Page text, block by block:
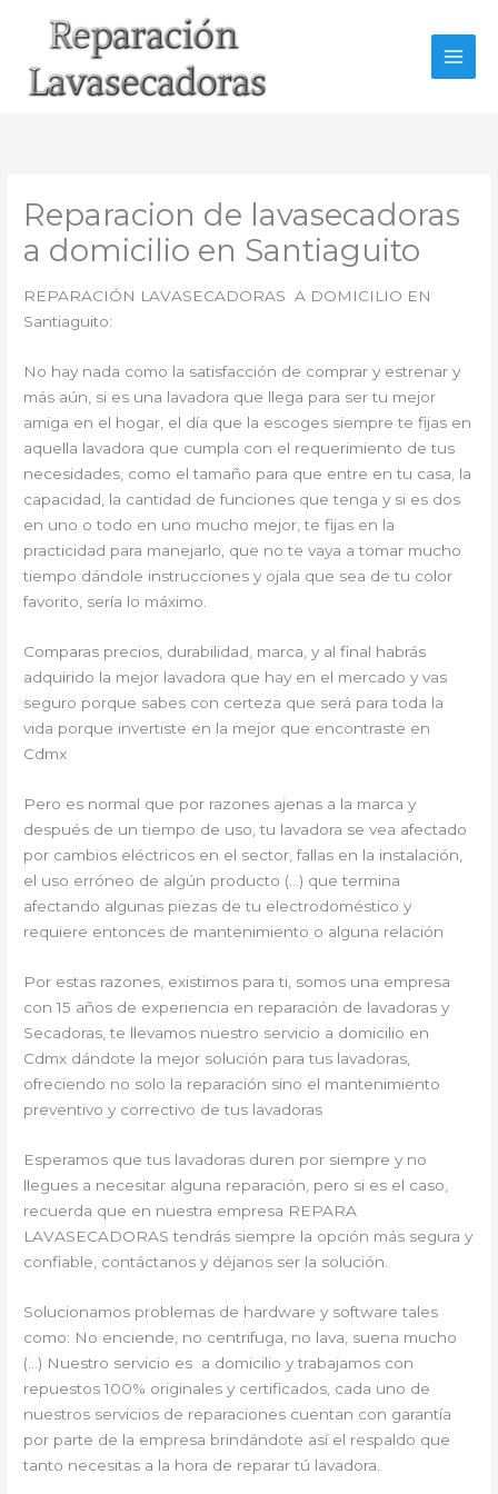
Reparacion de lavasecadoras
a domicilio en Santiaguito
REPARACIÓN LAVASECADORAS A DOMICILIO EN
Santiaguito:
No hay nada como la satisfacción de comprar y estrenar y
más aún, si es una lavadora que llega para ser tu mejor
amiga en el hogar, el día que la escoges siempre te fijas en
aquella lavadora que cumpla con el requerimiento de tus
necesidades, como el tamaño para que entre en tu casa, la
capacidad, la cantidad de funciones que tenga y si es dos
en uno o todo en uno mucho mejor, te fijas en la
practicidad para manejarlo, que no te vaya a tomar mucho
tiempo dándole instrucciones y ojala que sea de tu color
favorito, sería lo máximo.
Comparas precios, durabilidad, marca, y al final habrás
adquirido la mejor lavadora que hay en el mercado y vas
seguro porque sabes con certeza que será para toda la
vida porque invertiste en la mejor que encontraste en
Cdmx
Pero es normal que por razones ajenas a la marca y
después de un tiempo de uso, tu lavadora se vea afectado
por cambios eléctricos en el sector, fallas en la instalación,
el uso erróneo de algún producto (…) que termina
afectando algunas piezas de tu electrodoméstico y
requiere entonces de mantenimiento o alguna relación
Por estas razones, existimos para ti, somos una empresa
con 15 años de experiencia en reparación de lavadoras y
Secadoras, te llevamos nuestro servicio a domicilio en
Cdmx dándote la mejor solución para tus lavadoras,
ofreciendo no solo la reparación sino el mantenimiento
preventivo y correctivo de tus lavadoras
Esperamos que tus lavadoras duren por siempre y no
llegues a necesitar alguna reparación, pero si es el caso,
recuerda que en nuestra empresa REPARA
LAVASECADORAS tendrás siempre la opción más segura y
confiable, contáctanos y déjanos ser la solución.
Solucionamos problemas de hardware y software tales
como: No enciende, no centrifuga, no lava, suena mucho
(…) Nuestro servicio es a domicilio y trabajamos con
repuestos 100% originales y certificados, cada uno de
nuestros servicios de reparaciones cuentan con garantía
por parte de la empresa brindándote así el respaldo que
tanto necesitas a la hora de reparar tú lavadora.